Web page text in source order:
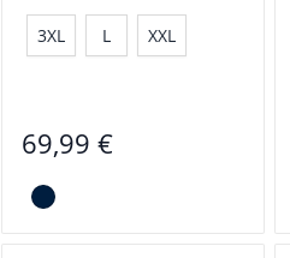
3XL L XXL
69,99 €